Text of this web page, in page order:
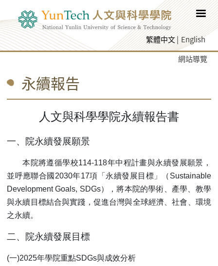
繁體中文 English
網站導覽
永續報告
人文與科學學院永續報告書
一、院永續發展願景
本院將遵循學校114-118年中程計畫與永續發展願景，
並呼應聯合國2030年17項「永續發展目標」（Sustainable
Development Goals, SDGs），將本院的學術、產學、教學
與永續目標結合與實踐，促進台灣與全球經濟、社會、環境
之永續。
二、院永續發展目標
(一)2025年學院重點SDGs與成效分析